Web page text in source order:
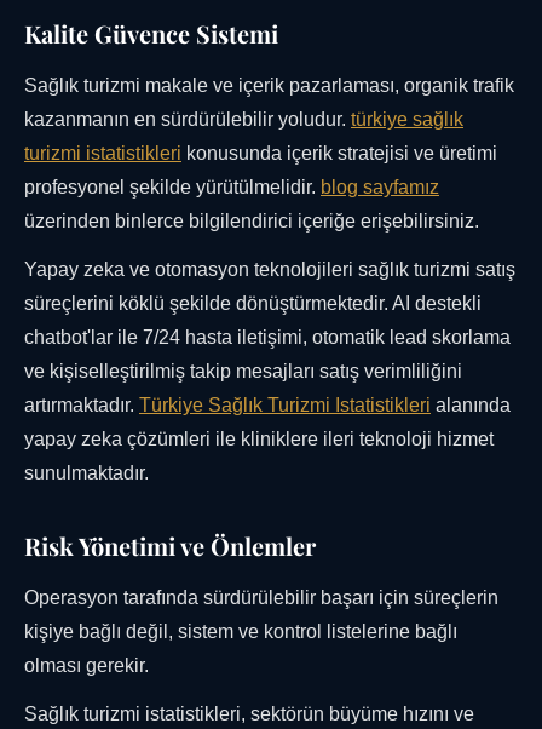
Kalite Güvence Sistemi
Sağlık turizmi makale ve içerik pazarlaması, organik trafik
kazanmanın en sürdürülebilir yoludur. türkiye sağlık
turizmi istatistikleri konusunda içerik stratejisi ve üretimi
profesyonel şekilde yürütülmelidir. blog sayfamız
üzerinden binlerce bilgilendirici içeriğe erişebilirsiniz.
Yapay zeka ve otomasyon teknolojileri sağlık turizmi satış
süreçlerini köklü şekilde dönüştürmektedir. AI destekli
chatbot'lar ile 7/24 hasta iletişimi, otomatik lead skorlama
ve kişiselleştirilmiş takip mesajları satış verimliliğini
artırmaktadır. Türkiye Sağlık Turizmi Istatistikleri alanında
yapay zeka çözümleri ile kliniklere ileri teknoloji hizmet
sunulmaktadır.
Risk Yönetimi ve Önlemler
Operasyon tarafında sürdürülebilir başarı için süreçlerin
kişiye bağlı değil, sistem ve kontrol listelerine bağlı
olması gerekir.
Sağlık turizmi istatistikleri, sektörün büyüme hızını ve